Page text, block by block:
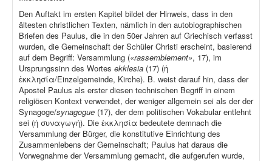
Den Auftakt im ersten Kapitel bildet der Hinweis, dass in den
ältesten christlichen Texten, nämlich in den autobiographischen
Briefen des Paulus, die in den 50er Jahren auf Griechisch verfasst
wurden, die Gemeinschaft der Schüler Christi erscheint, basierend
auf dem Begriff: Versammlung («rassemblement», 17), im
Ursprungssinn des Wortes ekklesia (17) (ἡ
ἐκκλησία/Einzelgemeinde, Kirche). B. weist darauf hin, dass der
Apostel Paulus als erster diesen technischen Begriff in einem
religiösen Kontext verwendet, der weniger allgemein sei als der der
Synagoge/synagogue (17), der dem politischen Vokabular entlehnt
sei (ἡ συναγωγή). Die ἐκκλησία bedeutete demnach die
Versammlung der Bürger, die konstitutive Einrichtung des
Zusammenlebens der Gemeinschaft; Paulus hat daraus die
Vorwegnahme der Versammlung gemacht, die aufgerufen wurde,